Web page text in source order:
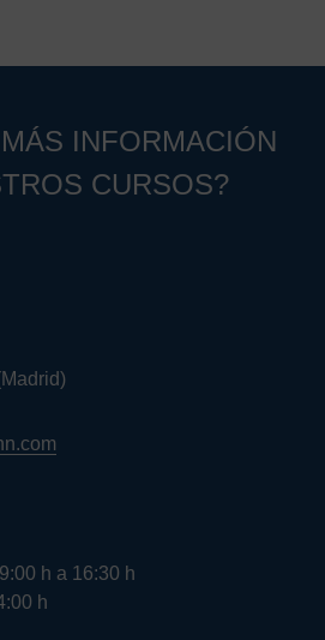
INFORMACIÓN
CURSOS?
h a 16:30 h
h